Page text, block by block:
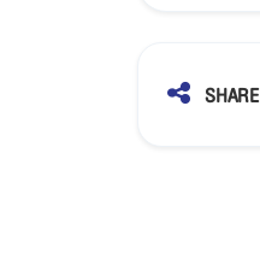
SHARE